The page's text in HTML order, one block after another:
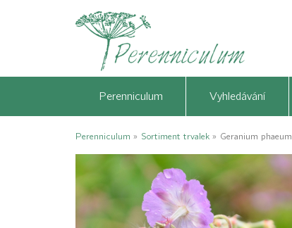
Perenniculum Vyhledávání
Perenniculum » Sortiment trvalek » Geranium phaeum